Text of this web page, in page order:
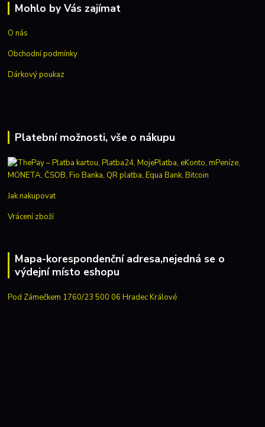
Mohlo by Vás zajímat
O nás
Obchodní podmínky
Dárkový poukaz
Platební možnosti, vše o nákupu
Jak nakupovat
Vrácení zboží
Mapa-korespondenční adresa,nejedná se o
výdejní místo eshopu
Pod Zámečkem 1760/23 500 06 Hradec Králové